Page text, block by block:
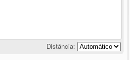
Distância: